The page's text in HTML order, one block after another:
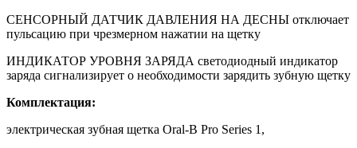
СЕНСОРНЫЙ ДАТЧИК ДАВЛЕНИЯ НА ДЕСНЫ отключает
пульсацию при чрезмерном нажатии на щетку
ИНДИКАТОР УРОВНЯ ЗАРЯДА светодиодный индикатор
заряда сигнализирует о необходимости зарядить зубную щетку
Комплектация:
электрическая зубная щетка Oral-B Pro Series 1,